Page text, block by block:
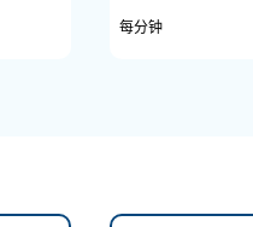
每分钟